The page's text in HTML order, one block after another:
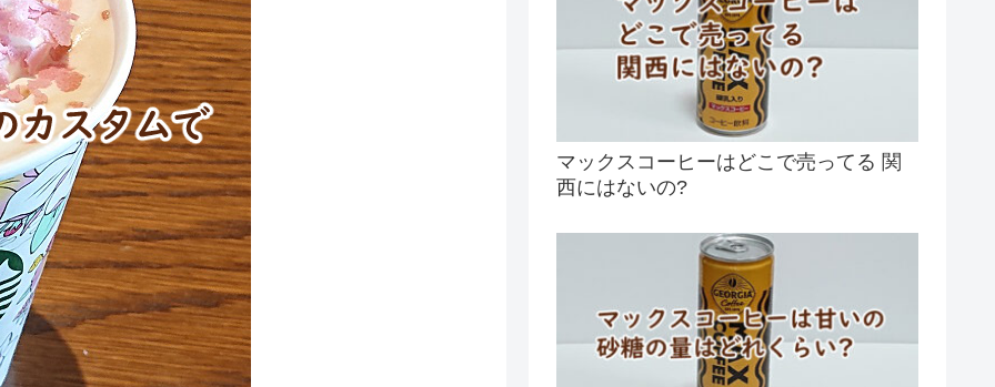
マックスコーヒーはどこで売ってる 関
西にはないの?